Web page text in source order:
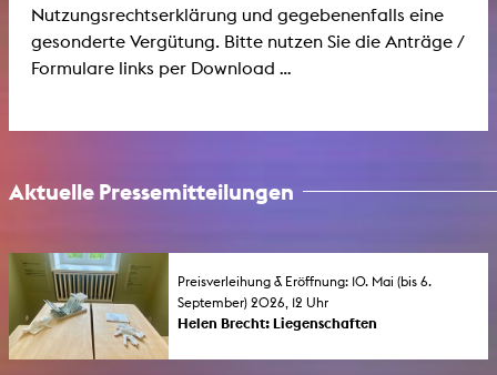
Nutzungsrechtserklärung und gegebenenfalls eine
gesonderte Vergütung. Bitte nutzen Sie die Anträge /
Formulare links per Download ...
Aktuelle Pressemitteilungen
Preisverleihung & Eröffnung: 10. Mai (bis 6.
September) 2026, 12 Uhr
Helen Brecht: Liegenschaften
Die Preisträgerin des KHM-Förderpreises für